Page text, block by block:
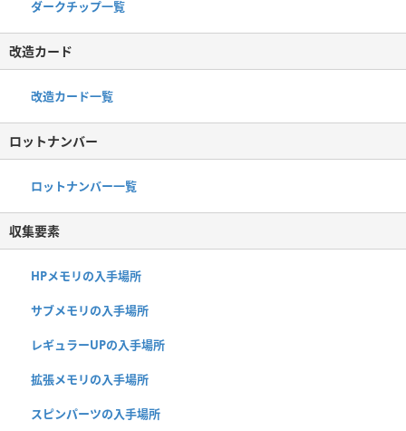
ダークチップ一覧
改造カード
改造カード一覧
ロットナンバー
ロットナンバー一覧
収集要素
HPメモリの入手場所
サブメモリの入手場所
レギュラーUPの入手場所
拡張メモリの入手場所
スピンパーツの入手場所